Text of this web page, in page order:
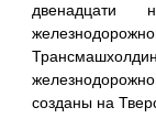
двенадцати
созданы на